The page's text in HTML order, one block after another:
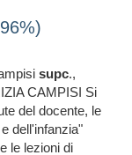
supc.,
CAMPISI Si
del docente, le
dell'infanzia"
le lezioni di